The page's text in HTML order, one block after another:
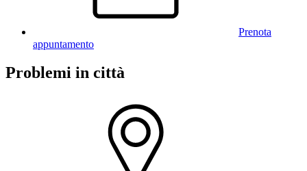
Prenota
appuntamento
Problemi in città